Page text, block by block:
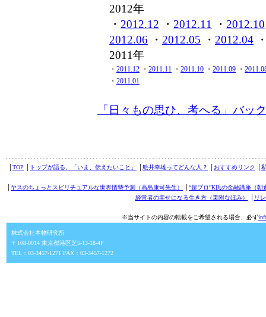
2012年
・ 2012.12 ・ 2012.11 ・ 2012.10
2012.06 ・ 2012.05 ・ 2012.04
2011年
・ 2011.12 ・ 2011.11 ・ 2011.10 ・ 2011.09 ・
・ 2011.01
「日々もの思ひ、考へる」バッ
TOP トップが語る、「いま、伝えたいこと」 舩井幸雄ってどんな人？ おすすめリンク
ヤスのちょっとスピリチュアルな世界情勢予測（高島康司先生）
“超プロ”K氏の金融講座（朝
経営者の幸せになる生き方（乗附なほみ）
リ
※当サイトの内容の転載をご希望される場合、必ず
株式会社本物研究所
〒108-0014 東京都港区芝5-13-18-4F
TEL：03-3457-1271 FAX：03-3457-1272